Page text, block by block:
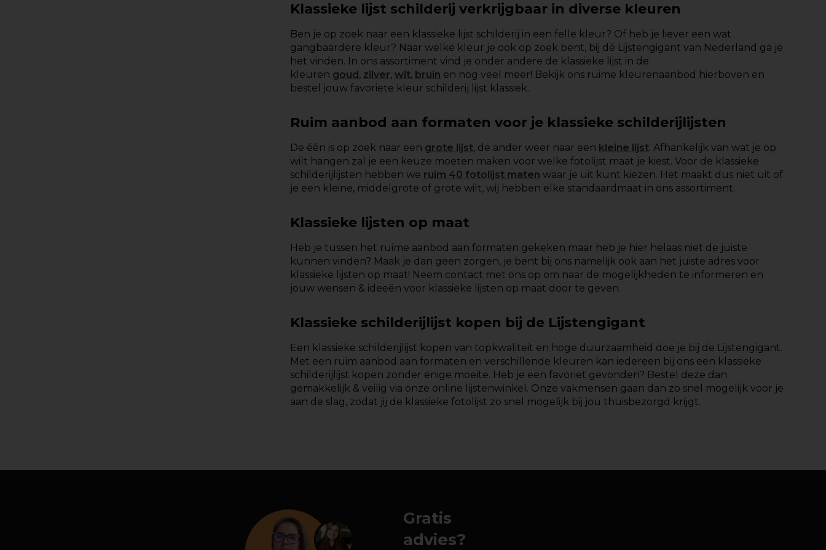
Klassieke lijst schilderij verkrijgbaar in diverse kleuren
Ben je op zoek naar een klassieke lijst schilderij in een felle kleur? Of heb je liever een wat
gangbaardere kleur? Naar welke kleur je ook op zoek bent, bij dé Lijstengigant van Nederland ga je
het vinden. In ons assortiment vind je onder andere de klassieke lijst in de
kleuren goud, zilver, wit, bruin en nog veel meer! Bekijk ons ruime kleurenaanbod hierboven en
bestel jouw favoriete kleur schilderij lijst klassiek.
Ruim aanbod aan formaten voor je klassieke schilderijlijsten
De één is op zoek naar een grote lijst, de ander weer naar een kleine lijst. Afhankelijk van wat je op
wilt hangen zal je een keuze moeten maken voor welke fotolijst maat je kiest. Voor de klassieke
schilderijlijsten hebben we ruim 40 fotolijst maten waar je uit kunt kiezen. Het maakt dus niet uit of
je een kleine, middelgrote of grote wilt, wij hebben elke standaardmaat in ons assortiment.
Klassieke lijsten op maat
Heb je tussen het ruime aanbod aan formaten gekeken maar heb je hier helaas niet de juiste
kunnen vinden? Maak je dan geen zorgen, je bent bij ons namelijk ook aan het juiste adres voor
klassieke lijsten op maat! Neem contact met ons op om naar de mogelijkheden te informeren en
jouw wensen & ideeën voor klassieke lijsten op maat door te geven.
Klassieke schilderijlijst kopen bij de Lijstengigant
Een klassieke schilderijlijst kopen van topkwaliteit en hoge duurzaamheid doe je bij de Lijstengigant.
Met een ruim aanbod aan formaten en verschillende kleuren kan iedereen bij ons een klassieke
schilderijlijst kopen zonder enige moeite. Heb je een favoriet gevonden? Bestel deze dan
gemakkelijk & veilig via onze online lijstenwinkel. Onze vakmensen gaan dan zo snel mogelijk voor je
aan de slag, zodat jij de klassieke fotolijst zo snel mogelijk bij jou thuisbezorgd krijgt.
Gratis
advies?